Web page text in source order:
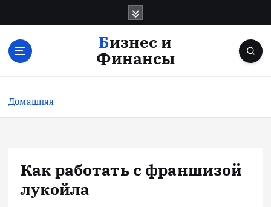
с
Бизнес и
Финансы
Домашняя
Как работать с франшизой
лукойла